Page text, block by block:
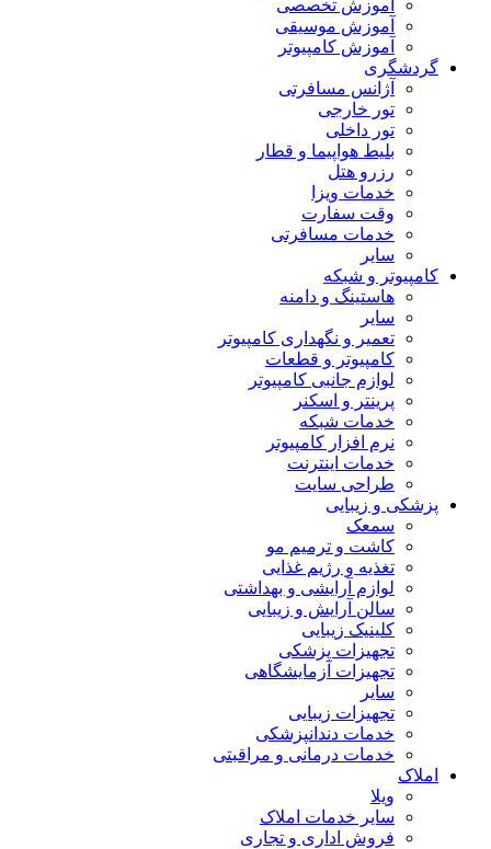
آموزش تخصصی
آموزش موسیقی
آموزش کامپیوتر
گردشگری
آژانس مسافرتی
تور خارجی
تور داخلی
بلیط هواپیما و قطار
رزرو هتل
خدمات ویزا
وقت سفارت
خدمات مسافرتی
سایر
کامپیوتر و شبکه
هاستینگ و دامنه
سایر
تعمیر و نگهداری کامپیوتر
کامپیوتر و قطعات
لوازم جانبی کامپیوتر
پرینتر و اسکنر
خدمات شبکه
نرم افزار کامپیوتر
خدمات اینترنت
طراحی سایت
پزشکی و زیبایی
سمعک
کاشت و ترمیم مو
تغذیه و رژیم غذایی
لوازم آرایشی و بهداشتی
سالن آرایش و زیبایی
کلینیک زیبایی
تجهیزات پزشکی
تجهیزات آزمایشگاهی
سایر
تجهیزات زیبایی
خدمات دندانپزشکی
خدمات درمانی و مراقبتی
املاک
ویلا
سایر خدمات املاک
فروش اداری و تجاری